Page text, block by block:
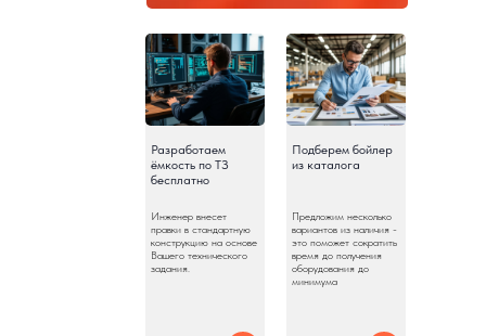
Предложим несколько
вариантов из наличия -
это поможет сократить
время до получения
оборудования до
минимума
Подберем бойлер
из каталога
Разработаем
ёмкость по ТЗ
бесплатно
Инженер внесет
правки в стандартную
конструкцию на основе
Вашего технического
задания.